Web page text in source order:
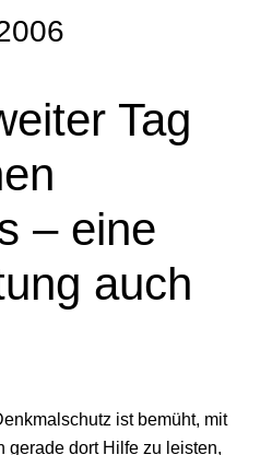
Tag
– eine
auch
ist bemüht, mit
gerade dort Hilfe zu leisten,